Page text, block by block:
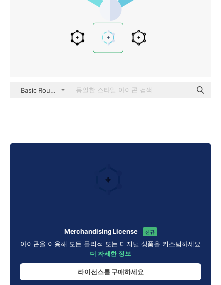
Basic Rounded Flat
Merchandising License 신규
아이콘을 이용해 모든 물리적 또는 디지털 상품을 커스텀하세요
더 자세한 정보
라이선스를 구매하세요